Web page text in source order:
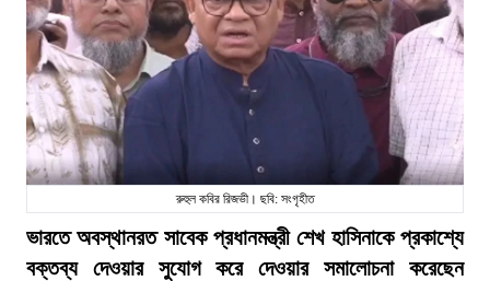
রুহুল কবির রিজভী। ছবি: সংগৃহীত
ভারতে অবস্থানরত সাবেক প্রধানমন্ত্রী শেখ হাসিনাকে প্রকাশ্যে
বক্তব্য দেওয়ার সুযোগ করে দেওয়ার সমালোচনা করেছেন